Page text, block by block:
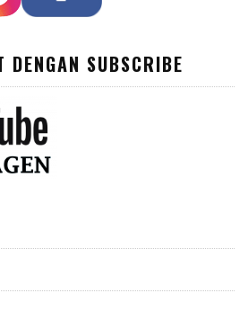
DENGAN SUBSCRIBE